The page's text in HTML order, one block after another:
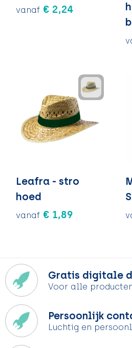
vanaf € 2,24
Leafra - stro
hoed
vanaf € 1,89
Gratis digitale
Voor alle
Persoonlijk
Luchtig en